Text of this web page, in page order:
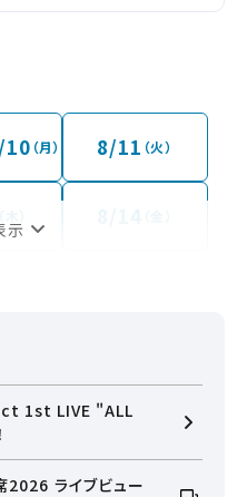
になる場合がございます。
ッズ売り場は最終上映開
10 （月） 8/11 （火）
示
1st LIVE "ALL
ライブビュー